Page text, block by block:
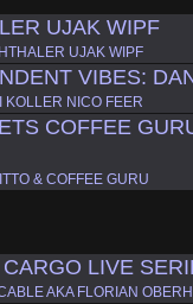
UJAK WIPF
UJAK WIPF
VIBES:
KOLLER NICO FEER
COFFEE
& COFFEE GURU
LIVE
AKA FLORIAN